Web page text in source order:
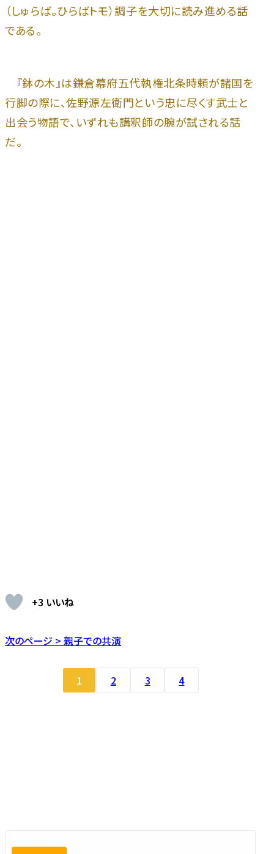
（しゅらば。ひらばトモ）調子を大切に読み進める話
である。
『鉢の木』は鎌倉幕府五代執権北条時頼が諸国を
行脚の際に、佐野源左衛門という忠に尽くす武士と
出会う物語で、いずれも講釈師の腕が試される話
だ。
+3 いいね
次のページ > 親子での共演
1 2 3 4